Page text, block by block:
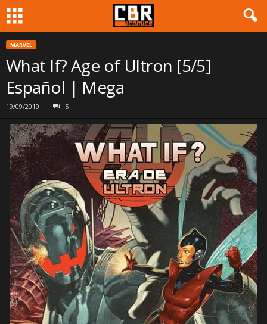
MARVEL
What If? Age of Ultron [5/5]
Español | Mega
19/09/2019 5